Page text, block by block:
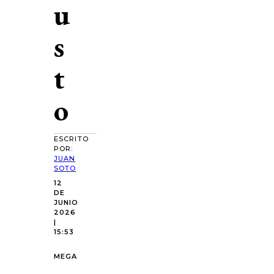
u
s
t
o
ESCRITO
POR:
JUAN
SOTO
12
DE
JUNIO
2026
|
15:53
MEGA